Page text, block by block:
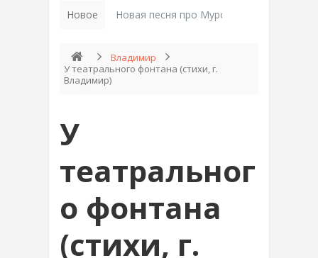
Новое История «Дома Кур_
Владимир
У театрального фонтана (стихи, г.
Владимир)
У
театральног
о фонтана
(стихи, г.